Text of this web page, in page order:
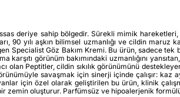
deriye sahip bölgedir. Sürekli mimik
90 yılı aşkın bilimsel uzmanlığı ve cildin
Specialist Göz Bakım Kremi. Bu ürün, sadece
karşıtı görünüm bakımındaki uzmanlığını
olan Peptitler, cildin sıkılık görünümünü
savaşmak için sinerji içinde çalışır: kaz
için özel olarak geliştirilen bu ürün, klinik
zemin oluşturur. Parfümsüz ve hipoalerjenik